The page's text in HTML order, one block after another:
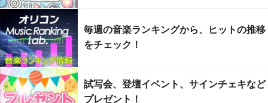
毎週の音楽ランキングから、ヒットの推移
をチェック！
試写会、登壇イベント、サインチェキなど
プレゼント！